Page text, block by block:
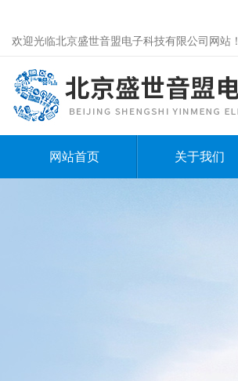
欢迎光临北京盛世音盟电子科技有限公司网站！
网站首页 关于我们